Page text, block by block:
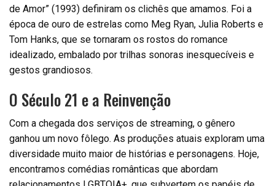
de Amor” (1993) definiram os clichês que amamos. Foi a
época de ouro de estrelas como Meg Ryan, Julia Roberts e
Tom Hanks, que se tornaram os rostos do romance
idealizado, embalado por trilhas sonoras inesquecíveis e
gestos grandiosos.
O Século 21 e a Reinvenção
Com a chegada dos serviços de streaming, o gênero
ganhou um novo fôlego. As produções atuais exploram uma
diversidade muito maior de histórias e personagens. Hoje,
encontramos comédias românticas que abordam